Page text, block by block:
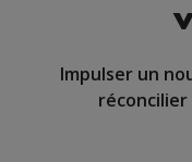
Impulser un
réconcilier